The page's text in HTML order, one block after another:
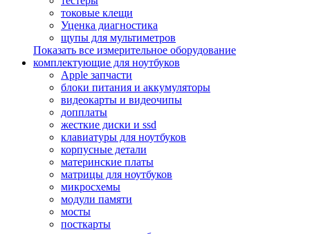
токовые клещи
Уценка диагностика
щупы для мультиметров
Показать все измерительное оборудование
комплектующие для ноутбуков
Apple запчасти
блоки питания и аккумуляторы
видеокарты и видеочипы
допплаты
жесткие диски и ssd
клавиатуры для ноутбуков
корпусные детали
материнские платы
матрицы для ноутбуков
микросхемы
модули памяти
мосты
посткарты